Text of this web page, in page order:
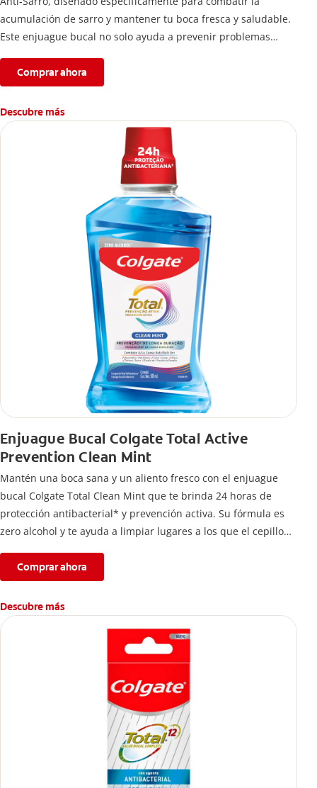
acumulación de sarro y mantener tu boca fresca y saludable.
Este enjuague bucal no solo ayuda a prevenir problemas
Comprar ahora
Descubre más
Enjuague Bucal Colgate Total Active
Prevention Clean Mint
Mantén una boca sana y un aliento fresco con el enjuague
bucal Colgate Total Clean Mint que te brinda 24 horas de
protección antibacterial* y prevención activa. Su fórmula es
zero alcohol y te ayuda a limpiar lugares a los que el cepillo
Comprar ahora
Descubre más